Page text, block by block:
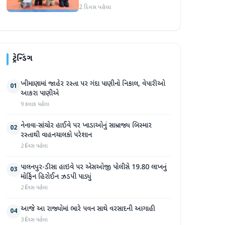
ટૂર્નામેન્ટનું ભવ્ય આયોજન:
2 દિવસ પહેલા
ટ્રેન્ડિંગ
01 ખીમાણામાં જાહેર રસ્તા પર ગંદા પાણીનો નિકાલ, વેપારીઓ
આકરા પાણીએ
9 કલાક પહેલા
02 નેનાવા-સાંચોર હાઈવે પર ખાડાઓનું સામ્રાજ્ય બિસ્માર
રસ્તાથી વાહનચાલકો પરેશાન
2 દિવસ પહેલા
03 પાલનપુર-ડીસા હાઇવે પર એસઓજી પોલીસે 19.80 લાખનું
મોર્ફિન હિરોઈન ઝડપી પાડ્યું
2 દિવસ પહેલા
04 આજે આ રાજ્યોમાં ભારે પવન સાથે વરસાદની આગાહી
3 દિવસ પહેલા